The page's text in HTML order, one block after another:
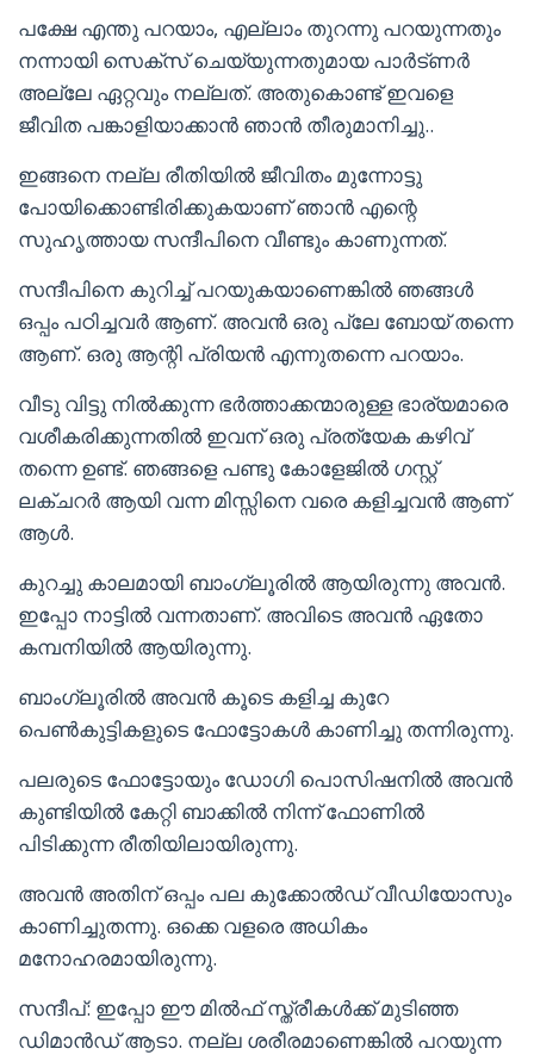
പക്ഷേ എന്തു പറയാം, എല്ലാം തുറന്നു പറയുന്നതും
നന്നായി സെക്സ് ചെയ്യുന്നതുമായ പാർട്ണർ
അല്ലേ ഏറ്റവും നല്ലത്. അതുകൊണ്ട് ഇവളെ
ജീവിത പങ്കാളിയാക്കാൻ ഞാൻ തീരുമാനിച്ചു..
ഇങ്ങനെ നല്ല രീതിയിൽ ജീവിതം മുന്നോട്ടു
പോയിക്കൊണ്ടിരിക്കുകയാണ് ഞാൻ എന്റെ
സുഹൃത്തായ സന്ദീപിനെ വീണ്ടും കാണുന്നത്.
സന്ദീപിനെ കുറിച്ച് പറയുകയാണെങ്കിൽ ഞങ്ങൾ
ഒപ്പം പഠിച്ചവർ ആണ്. അവൻ ഒരു പ്ലേ ബോയ് തന്നെ
ആണ്. ഒരു ആന്റി പ്രിയൻ എന്നുതന്നെ പറയാം.
വീടു വിട്ടു നിൽക്കുന്ന ഭർത്താക്കന്മാരുള്ള ഭാര്യമാരെ
വശീകരിക്കുന്നതിൽ ഇവന് ഒരു പ്രത്യേക കഴിവ്
തന്നെ ഉണ്ട്. ഞങ്ങളെ പണ്ടു കോളേജിൽ ഗസ്റ്റ്
ലക്ചറർ ആയി വന്ന മിസ്സിനെ വരെ കളിച്ചവൻ ആണ്
ആൾ.
കുറച്ചു കാലമായി ബാംഗ്ലൂരിൽ ആയിരുന്നു അവൻ.
ഇപ്പോ നാട്ടിൽ വന്നതാണ്. അവിടെ അവൻ ഏതോ
കമ്പനിയിൽ ആയിരുന്നു.
ബാംഗ്ലൂരിൽ അവൻ കൂടെ കളിച്ച കുറേ
പെൺകുട്ടികളുടെ ഫോട്ടോകൾ കാണിച്ചു തന്നിരുന്നു.
പലരുടെ ഫോട്ടോയും ഡോഗി പൊസിഷനിൽ അവൻ
കുണ്ടിയിൽ കേറ്റി ബാക്കിൽ നിന്ന് ഫോണിൽ
പിടിക്കുന്ന രീതിയിലായിരുന്നു.
അവൻ അതിന് ഒപ്പം പല കുക്കോൽഡ് വീഡിയോസും
കാണിച്ചുതന്നു. ഒക്കെ വളരെ അധികം
മനോഹരമായിരുന്നു.
സന്ദീപ്: ഇപ്പോ ഈ മിൽഫ് സ്ത്രീകൾക്ക് മുടിഞ്ഞ
ഡിമാൻഡ് ആടാ. നല്ല ശരീരമാണെങ്കിൽ പറയുന്ന